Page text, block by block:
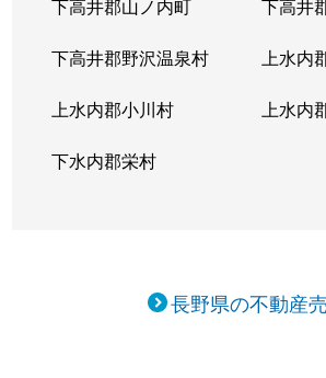
下高井郡山ノ内町 下高井
下高井郡野沢温泉村 上水内
上水内郡小川村 上水内
下水内郡栄村
長野県の不動産